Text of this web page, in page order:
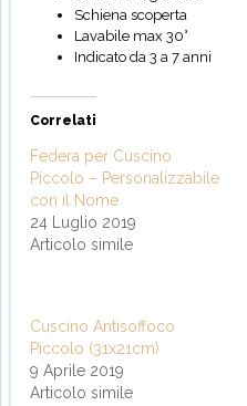
Schiena scoperta
Lavabile max 30°
Indicato da 3 a 7 anni
Correlati
Federa per Cuscino
Piccolo – Personalizzabile
con il Nome
24 Luglio 2019
Articolo simile
Cuscino Antisoffoco
Piccolo (31x21cm)
9 Aprile 2019
Articolo simile